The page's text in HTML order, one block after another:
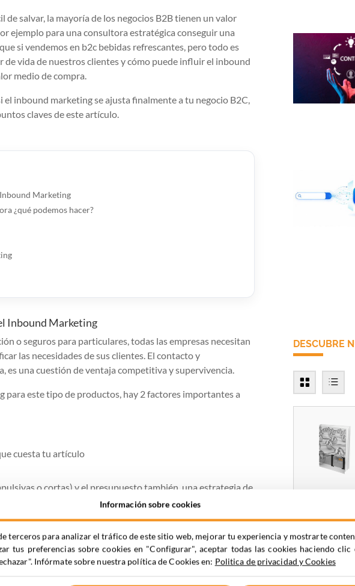
salvar, la mayoría de los negocios B2B tienen un valor
ejemplo para una consultora estratégica conseguir una
si vendemos en b2c bebidas refrescantes, pero todo es
de vida de nuestros clientes y cómo puede influir el inbound
medio de compra.
inbound marketing se ajusta finalmente a tu negocio B2C,
claves de este artículo.
Marketing
¿qué podemos hacer?
Inbound Marketing
o seguros para particulares, todas las empresas necesitan
las necesidades de sus clientes. El contacto y
es una cuestión de ventaja competitiva y supervivencia.
para este tipo de productos, hay 2 factores importantes a
cuesta tu artículo
o cortas) y el presupuesto también, una estrategia de
lo suficiente dada su complejidad y esfuerzo, digamos que
compra es elevado, tampoco en exceso (ahí vuelve a no ser
referencia para estar en el óptimo del Inbound Marketing,
de la tipología de producto y sector. Muchas veces
para ser eficaces, no obstante me viene a la memoria un
DESCUBRE
Información sobre cookies
terceros para analizar el tráfico de este sitio web, mejorar tu experiencia y mostrarte
tus preferencias sobre cookies en "Configurar", aceptar todas las cookies haciendo clic
Infórmate sobre nuestra política de Cookies en: Politica de privacidad y Cookies